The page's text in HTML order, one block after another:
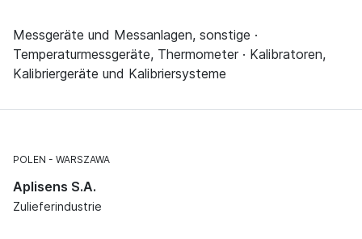
Messgeräte und Messanlagen, sonstige ·
Temperaturmessgeräte, Thermometer · Kalibratoren,
Kalibriergeräte und Kalibriersysteme
POLEN WARSZAWA
Aplisens S.A.
Zulieferindustrie